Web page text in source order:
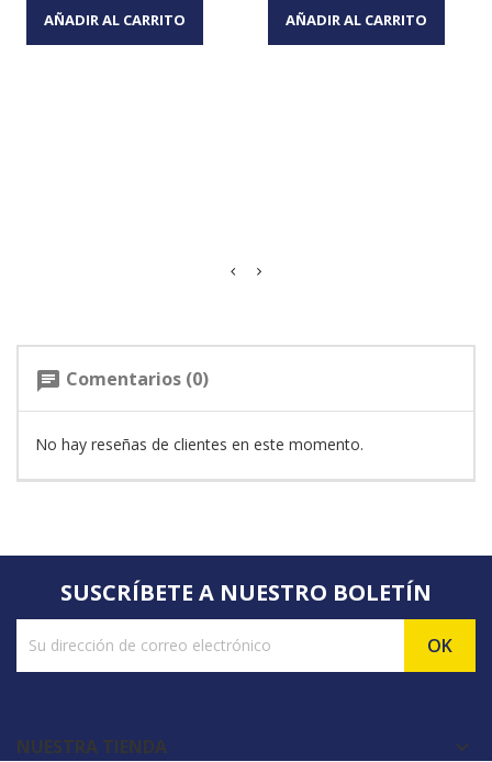
AÑADIR AL CARRITO AÑADIR AL CARRITO
chat Comentarios (0)
No hay reseñas de clientes en este momento.
SUSCRÍBETE A NUESTRO BOLETÍN
NUESTRA TIENDA 